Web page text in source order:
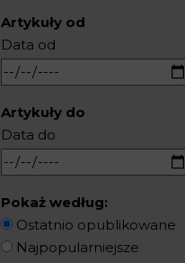
Artykuły od
Data od
Artykuły do
Data do
Pokaż według:
Ostatnio opublikowane
Najpopularniejsze